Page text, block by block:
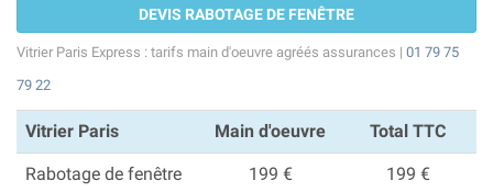
DEVIS RABOTAGE DE FENÊTRE
Vitrier Paris Express : tarifs main d'oeuvre agréés assurances | 01 79 75
79 22
Vitrier Paris Main d'oeuvre Total TTC
Rabotage de fenêtre 199 € 199 €